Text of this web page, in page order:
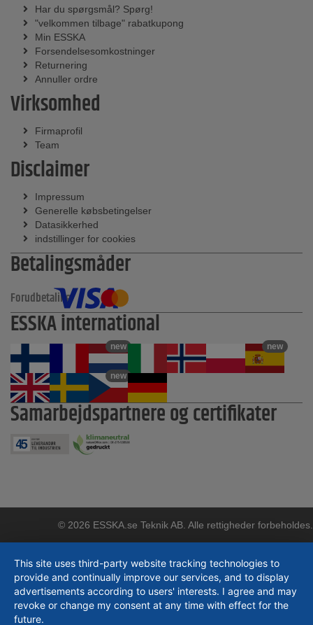
Har du spørgsmål? Spørg!
"velkommen tilbage" rabatkupong
Min ESSKA
Forsendelsesomkostninger
Returnering
Annuller ordre
Virksomhed
Firmaprofil
Team
Disclaimer
Impressum
Generelle købsbetingelser
Datasikkerhed
indstillinger for cookies
Betalingsmåder
Forudbetaling
ESSKA international
new new
new
Samarbejdspartnere og certifikater
© 2026 ESSKA.se Teknik AB. Alle rettigheder forbeholdes.
This site uses third-party website tracking technologies to
provide and continually improve our services, and to display
advertisements according to users' interests. I agree and may
revoke or change my consent at any time with effect for the
future.